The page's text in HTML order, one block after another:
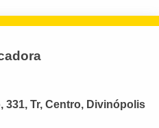
331, Tr, Centro, Divinópolis